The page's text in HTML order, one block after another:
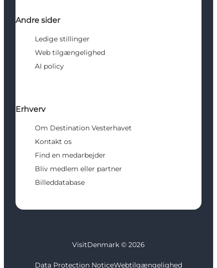
Andre sider
Ledige stillinger
Web tilgængelighed
AI policy
Erhverv
Om Destination Vesterhavet
Kontakt os
Find en medarbejder
Bliv medlem eller partner
Billeddatabase
VisitDenmark © 2026
Data Protection NoticeWebtilgængelighed